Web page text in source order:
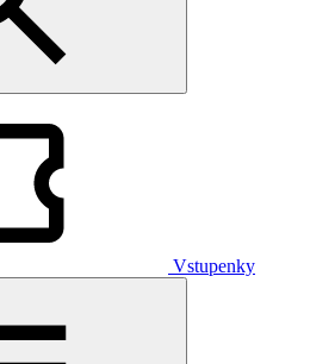
Vstupenky